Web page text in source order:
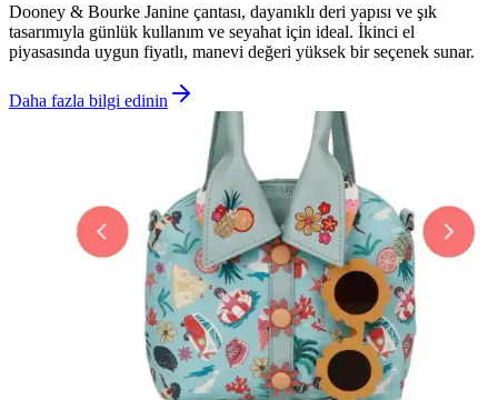
Dooney & Bourke Janine çantası, dayanıklı deri yapısı ve şık
tasarımıyla günlük kullanım ve seyahat için ideal. İkinci el
piyasasında uygun fiyatlı, manevi değeri yüksek bir seçenek sunar.
Daha fazla bilgi edinin